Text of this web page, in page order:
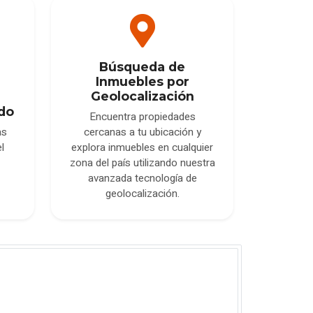
Búsqueda de
Inmuebles por
Geolocalización
Encuentra propiedades
cercanas a tu ubicación y
explora inmuebles en cualquier
zona del país utilizando nuestra
avanzada tecnología de
geolocalización.